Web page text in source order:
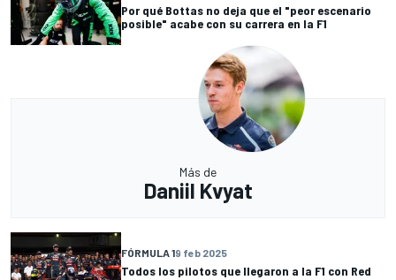
Por qué Bottas no deja que el "peor escenario
posible" acabe con su carrera en la F1
Más de
Daniil Kvyat
FÓRMULA 19 feb 2025
Todos los pilotos que llegaron a la F1 con Red